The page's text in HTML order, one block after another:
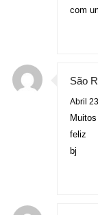
com
São
Abril
feliz
bj